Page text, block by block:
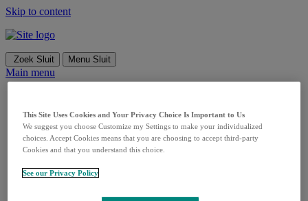
Skip to content
Zoek Sluit Menu Sluit
Main menu
Duurzaamheid
Geschiedenis
Onze betrokkenheid
Cultuur & Waarden
Diversiteit & inclusie
Onze verhalen
This Site Uses Cookies and Your Privacy Choice Is Important to Us
We suggest you choose Customize my Settings to make your individualized
choices. Accept Cookies means that you are choosing to accept third-party
Cookies and that you understand this choice.
See our Privacy Policy